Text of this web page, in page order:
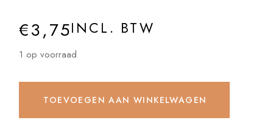
€3,75INCL. BTW
1 op voorraad
TOEVOEGEN AAN WINKELWAGEN